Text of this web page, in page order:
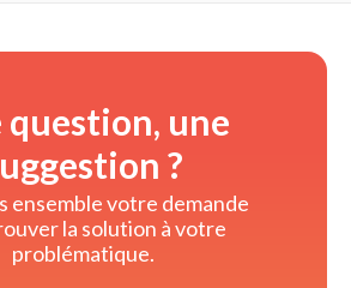
question, une
?
ensemble votre demande
la solution à votre
problématique.